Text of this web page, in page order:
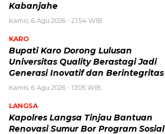
Kabanjahe
Kamis, 6 Agu 2026 - 21:54 WIB
KARO
Bupati Karo Dorong Lulusan
Universitas Quality Berastagi Jadi
Generasi Inovatif dan Berintegritas
Kamis, 6 Agu 2026 - 13:05 WIB
LANGSA
Kapolres Langsa Tinjau Bantuan
Renovasi Sumur Bor Program Sosial